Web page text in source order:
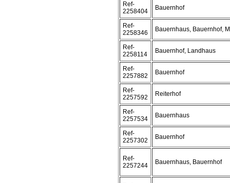
Ref-
2258404
Bauernhof
Ref-
2258346
Bauernhaus, Bauernhof,
Ref-
2258114
Bauernhof, Landhaus
Ref-
2257882
Bauernhof
Ref-
2257592
Reiterhof
Ref-
2257534
Bauernhaus
Ref-
2257302
Bauernhof
Ref-
2257244
Bauernhaus, Bauernhof